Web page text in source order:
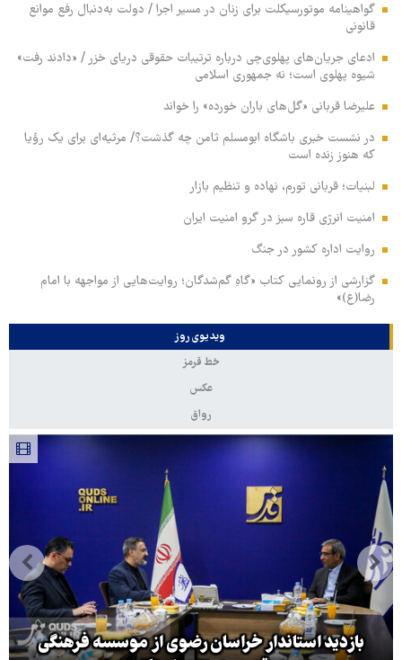
گواهینامه موتورسیکلت برای زنان در مسیر اجرا / دولت به‌دنبال رفع موانع
قانونی
ادعای جریان‌های پهلوی‌چی درباره ترتیبات حقوقی دریای خزر / «دادند رفت»
شیوه پهلوی است؛ نه جمهوری اسلامی
علیرضا قربانی «گل‌های باران خورده» را خواند
در نشست خبری باشگاه ابومسلم ثامن چه گذشت؟/ مرثیه‌ای برای یک رؤیا
که هنوز زنده است
لبنیات؛ قربانی تورم، نهاده و تنظیم بازار
امنیت انرژی قاره سبز در گرو امنیت ایران
روایت اداره کشور در جنگ
گزارشی از رونمایی کتاب «گاهِ گم‌شدگان؛ روایت‌هایی از مواجهه با امام
رضا(ع)»
ویدیوی روز
خط قرمز
عکس
رواق
بازدید استاندار خراسان رضوی از موسسه فرهنگی